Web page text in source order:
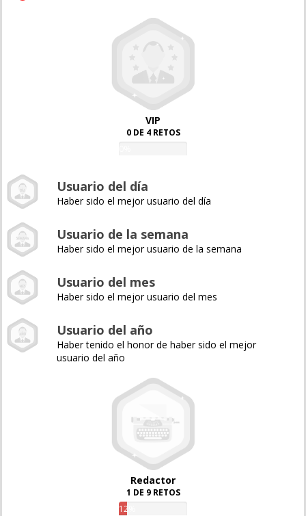
VIP
0 DE 4 RETOS
Usuario del día
Haber sido el mejor usuario del día
Usuario de la semana
Haber sido el mejor usuario de la semana
Usuario del mes
Haber sido el mejor usuario del mes
Usuario del año
Haber tenido el honor de haber sido el mejor
usuario del año
Redactor
1 DE 9 RETOS
12%